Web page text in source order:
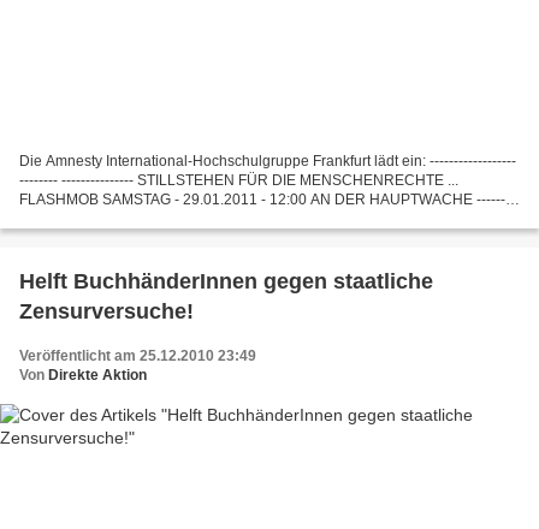
Die Amnesty International-Hochschulgruppe Frankfurt lädt ein: ------------------
-------- --------------- STILLSTEHEN FÜR DIE MENSCHENRECHTE ...
FLASHMOB SAMSTAG - 29.01.2011 - 12:00 AN DER HAUPTWACHE ---------
Helft BuchhänderInnen gegen staatliche
Zensurversuche!
Veröffentlicht am 25.12.2010 23:49
Von Direkte Aktion